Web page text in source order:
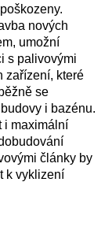
nových
umožní
s palivovými
zařízení, které
se
i bazénu.
i maximální
články by
k vyklizení